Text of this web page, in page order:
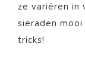
ze variëren in
sieraden
tricks!